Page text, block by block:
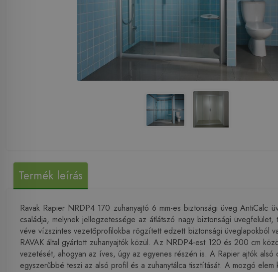
Termék leírás
Ravak Rapier NRDP4 170 zuhanyajtó 6 mm-es biztonsági üveg
családja, melynek jellegzetessége az átlátszó nagy biztonsági
véve vízszintes vezetőprofilokba rögzített edzett biztonsági üveglapokból
RAVAK által gyártott zuhanyajtók közül. Az NRDP4-est 120 és 200 cm
vezetését, ahogyan az íves, úgy az egyenes részén is. A Rapier ajtók
egyszerűbbé teszi az alsó profil és a zuhanytálca tisztítását. A mozgó